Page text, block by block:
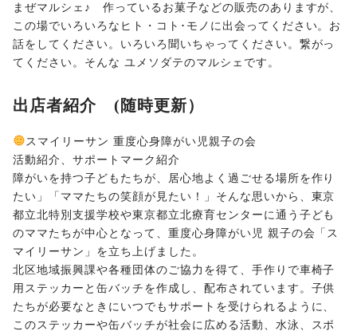
まぜマルシェ♪ 作っているお菓子などの販売のありますが、
この場でいろいろなヒト・コト･モノに出会ってください。お
話をしてください。いろいろ聞いちゃってください。繋がっ
てください。そんな ユメソダテのマルシェです。
出店者紹介 (随時更新）
スマイリーサン 重度心身障がい児親子の会
活動紹介、サポートマーク紹介
障がいを持つ子どもたちが、居心地よく過ごせる場所を作り
たい」「ママたちの笑顔が見たい！」そんな思いから、東京
都立北特別支援学校や東京都立北療育センターに通う子ども
のママたちが中心となって、重度心身障がい児 親子の会「ス
マイリーサン」を立ち上げました。
北区地域振興課や各種団体のご協力を得て、手作りで車椅子
用ステッカーと缶バッチを作成し、配布されています。子供
たちが必要なときにいつでもサポートを受けられるように、
このステッカーや缶バッチが社会に広める活動、水泳、スポ